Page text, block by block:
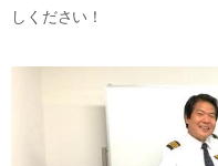
しください！